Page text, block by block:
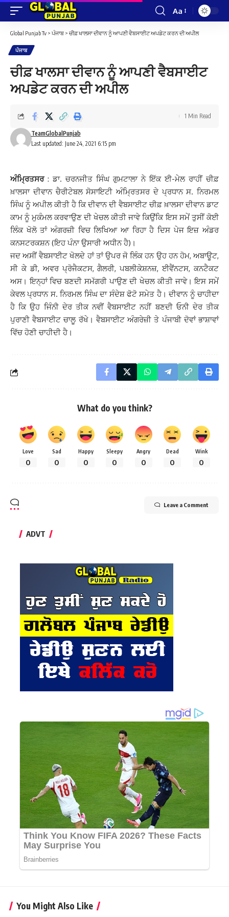
Font
Resizer
Aa
Global Punjab Tv > ਪੰਜਾਬ > ਚੀਫ਼ ਖਾਲਸਾ ਦੀਵਾਨ ਨੂੰ ਆਪਣੀ ਵੈਬਸਾਈਟ ਅਪਡੇਟ ਕਰਨ ਦੀ ਅਪੀਲ
ਪੰਜਾਬ
ਚੀਫ਼ ਖਾਲਸਾ ਦੀਵਾਨ ਨੂੰ ਆਪਣੀ ਵੈਬਸਾਈਟ
ਅਪਡੇਟ ਕਰਨ ਦੀ ਅਪੀਲ
Last updated: June 24, 2021 6:15 pm
TeamGlobalPunjab
1 Min Read
ਅੰਮ੍ਰਿਤਸਰ: ਡਾ. ਚਰਨਜੀਤ ਸਿੰਘ ਗੁਮਟਾਲਾ ਨੇ ਇੱਕ ਈ-ਮੇਲ ਰਾਹੀਂ ਚੀਫ਼
ਖ਼ਾਲਸਾ ਦੀਵਾਨ ਚੈਰੀਟੇਬਲ ਸੋਸਾਇਟੀ ਅੰਮ੍ਰਿਤਸਰ ਦੇ ਪ੍ਰਧਾਨ ਸ. ਨਿਰਮਲ
ਸਿੰਘ ਨੂੰ ਅਪੀਲ ਕੀਤੀ ਹੈ ਕਿ ਦੀਵਾਨ ਦੀ ਵੈਬਸਾਈਟ ਚੀਫ਼ ਖ਼ਾਲਸਾ ਦੀਵਾਨ ਡਾਟ
ਕਾਮ ਨੂੰ ਮੁਕੰਮਲ ਕਰਵਾਉਣ ਦੀ ਖੇਚਲ ਕੀਤੀ ਜਾਵੇ ਕਿਉਂਕਿ ਇਸ ਸਮੇਂ ਤੁਸੀਂ ਕੋਈ
ਲਿੰਕ ਖੋਲੋ ਤਾਂ ਅੰਗਰਜ਼ੀ ਵਿਚ ਲਿਖਿਆ ਆ ਰਿਹਾ ਹੈ ਦਿਸ ਪੇਜ ਇਜ਼ ਅੰਡਰ
ਕਨਸਟਰਕਸ਼ਨ (ਇਹ ਪੰਨਾ ਉਸਾਰੀ ਅਧੀਨ ਹੈ)।
ਜਦ ਅਸੀਂ ਵੈਬਸਾਈਟ ਖੋਲਦੇ ਹਾਂ ਤਾਂ ਉਪਰ ਜੋ ਲਿੰਕ ਹਨ ਉਹ ਹਨ ਹੋਮ, ਅਬਾਊਟ,
ਸੀ ਕੇ ਡੀ, ਅਵਰ ਪ੍ਰੋਜੈਕਟਸ, ਗੈਲਰੀ, ਪਬਲੀਕੇਸ਼ਨਜ਼, ਈਵੈਂਨਟਸ, ਕਨਟੈਕਟ
ਅਸ। ਇਨ੍ਹਾਂ ਵਿਚ ਬਣਦੀ ਸਮੱਗਰੀ ਪਾਉਣ ਦੀ ਖੇਚਲ ਕੀਤੀ ਜਾਵੇ। ਇਸ ਸਮੇਂ
ਕੇਵਲ ਪ੍ਰਧਾਨ ਸ. ਨਿਰਮਲ ਸਿੰਘ ਦਾ ਸੰਦੇਸ਼ ਫੋਟੋ ਸਮੇਤ ਹੈ। ਦੀਵਾਨ ਨੂੰ ਚਾਹੀਦਾ
ਹੈ ਕਿ ਉਹ ਜਿੰਨੀ ਦੇਰ ਤੀਕ ਨਵੀਂ ਵੈਬਸਾਈਟ ਨਹੀਂ ਬਣਦੀ ਓਨੀ ਦੇਰ ਤੀਕ
ਪੁਰਾਣੀ ਵੈਬਸਾਈਟ ਚਾਲੂ ਰੱਖੇ। ਵੈਬਸਾਈਟ ਅੰਗਰੇਜ਼ੀ ਤੇ ਪੰਜਾਬੀ ਦੋਵਾਂ ਭਾਸ਼ਾਵਾਂ
ਵਿੱਚ ਹੋਣੀ ਚਾਹੀਦੀ ਹੈ।
What do you think?
Love
0
Sad
0
Happy
0
Sleepy
0
Angry
0
Dead
0
Wink
0
Leave a Comment
ADVT
You Might Also Like